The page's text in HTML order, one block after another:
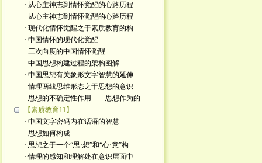
· 从心主神志到情怀觉醒的心路历程
· 从心主神志到情怀觉醒的心路历程
· 现代化情怀觉醒之于素质教育的构
· 中国情怀的现代化觉醒
· 三次向度的中国情怀觉醒
· 中国思想构建过程的架构图解
· 中国思想有关象形文字智慧的延伸
· 情理两线思维形态之于思想的意识
· 思想的不确定性作用——思想作为的
【素质教育11】
· 中国文字密码内在话语的智慧
· 思想如何构成
· 思想之于一个“思·想”和“心·意”构
· 情理的感知和理解处在意识层面中